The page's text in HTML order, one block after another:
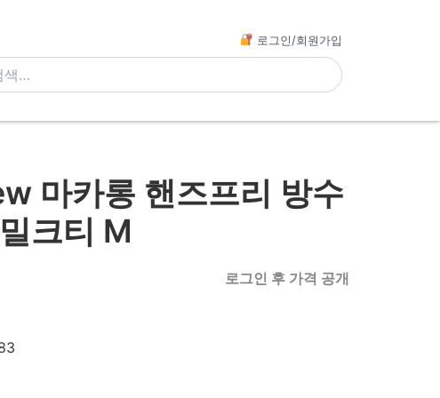
로그인/회원가입
마카롱 핸즈프리 방수
크티 M
로그인 후 가격 공개